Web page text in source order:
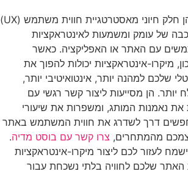
מיקרו-אינטראקציות הן חלק חיוני מאסטרטגיית חווית משתמש (UX)
של עומק ומשמעות לאינטראקציות
עם האתר או האפליקציה. כאשר
מיקרו-אינטראקציות יכולות להפוך את
שלכם למהנה יותר, אינטואיטיבי יותר,
יותר. הן מסייעות ליצור קשר רגשי עם
נאמנות המותג, ומשפרות את שיעורי
דרך לשדרג את חווית המשתמש באתר
מהמתחרים, צרו קשר עם בוסט מדיה.
לעזור לכם ליצור מיקרו-אינטראקציות
שלכם לחוויה בלתי נשכחת עבור